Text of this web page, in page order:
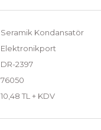
Seramik Kondansatör
Elektronikport
DR-2397
76050
10,48 TL + KDV